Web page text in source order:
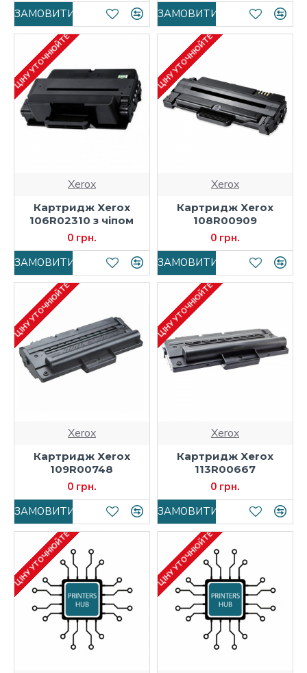
ЗАМОВИТИ
ЗАМОВИТИ
ЦІНУ УТОЧНЮЙТЕ
Xerox
Картридж Xerox
106R02310 з чіпом
0 грн.
ЗАМОВИТИ
ЦІНУ УТОЧНЮЙТЕ
Xerox
Картридж Xerox
108R00909
0 грн.
ЗАМОВИТИ
ЦІНУ УТОЧНЮЙТЕ
Xerox
Картридж Xerox
109R00748
0 грн.
ЗАМОВИТИ
ЦІНУ УТОЧНЮЙТЕ
Xerox
Картридж Xerox
113R00667
0 грн.
ЗАМОВИТИ
ЦІНУ УТОЧНЮЙТЕ ЦІНУ УТОЧНЮЙТЕ